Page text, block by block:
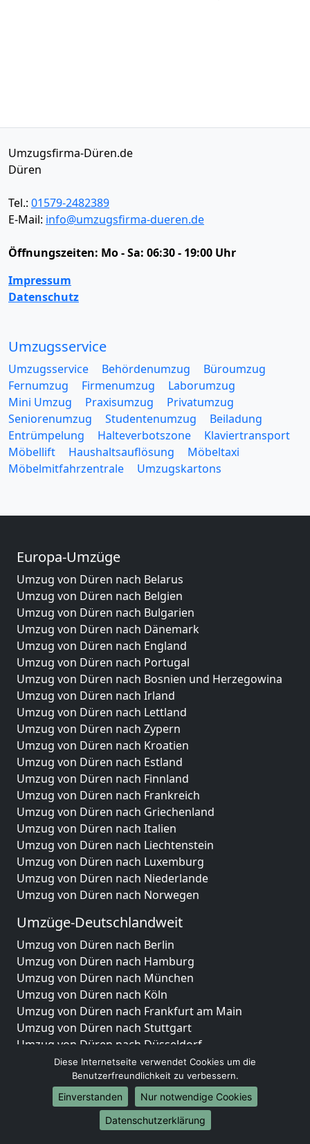
Umzugsfirma-Düren.de
Düren
Tel.: 01579-2482389
E-Mail: info@umzugsfirma-dueren.de
Öffnungszeiten: Mo - Sa: 06:30 - 19:00 Uhr
Impressum
Datenschutz
Umzugsservice
Umzugsservice Behördenumzug
Büroumzug
Fernumzug
Firmenumzug
Laborumzug
Mini Umzug
Praxisumzug
Privatumzug
Seniorenumzug
Studentenumzug
Beiladung
Entrümpelung
Halteverbotszone
Klaviertransport
Möbellift
Haushaltsauflösung
Möbeltaxi
Möbelmitfahrzentrale
Umzugskartons
Europa-Umzüge
Umzug von Düren nach Belarus
Umzug von Düren nach Belgien
Umzug von Düren nach Bulgarien
Umzug von Düren nach Dänemark
Umzug von Düren nach England
Umzug von Düren nach Portugal
Umzug von Düren nach Bosnien und Herzegowina
Umzug von Düren nach Irland
Umzug von Düren nach Lettland
Umzug von Düren nach Zypern
Umzug von Düren nach Kroatien
Umzug von Düren nach Estland
Umzug von Düren nach Finnland
Umzug von Düren nach Frankreich
Umzug von Düren nach Griechenland
Umzug von Düren nach Italien
Umzug von Düren nach Liechtenstein
Umzug von Düren nach Luxemburg
Umzug von Düren nach Niederlande
Umzug von Düren nach Norwegen
Umzüge-Deutschlandweit
Umzug von Düren nach Berlin
Umzug von Düren nach Hamburg
Umzug von Düren nach München
Umzug von Düren nach Köln
Umzug von Düren nach Frankfurt am Main
Umzug von Düren nach Stuttgart
Umzug von Düren nach Düsseldorf
Umzug von Düren nach Leipzig
Umzug von Düren nach Dortmund
Umzug von Düren nach Essen
Umzug von Düren nach Bremen
Umzug von Düren nach Dresden
Diese Internetseite verwendet Cookies um die
Benutzerfreundlichkeit zu verbessern.
Einverstanden
Nur notwendige Cookies
Datenschutzerklärung